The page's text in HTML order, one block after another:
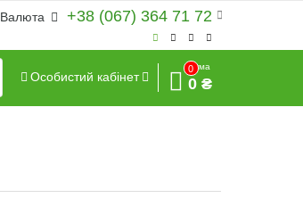
+38 (067) 364 71 72
Валюта
Особистий кабінет
0
Сума
0 ₴